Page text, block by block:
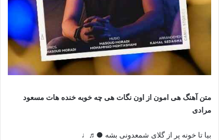
متن آهنگ هی امون از اون نگات هی چه خوبه خنده هات مسعود
مرادی
بیا تا خونه پر از گلای شمعدونی بشه ●♬♩